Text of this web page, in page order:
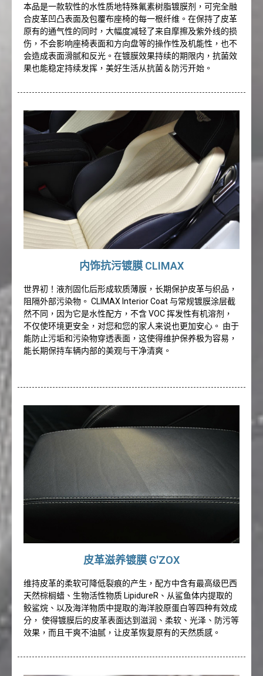
本品是一款软性的水性质地特殊氟素树脂镀膜剂，可完全融
合皮革凹凸表面及包覆布座椅的每一根纤维。在保持了皮革
原有的通气性的同时，大幅度减轻了来自摩擦及紫外线的损
伤，不会影响座椅表面和方向盘等的操作性及机能性，也不
会造成表面滑腻和反光。在镀膜效果持续的期限内，抗菌效
果也能稳定持续发挥，美好生活从抗菌＆防污开始。
内饰抗污镀膜 CLIMAX
世界初！液剂固化后形成软质薄膜，长期保护皮革与织品，
阻隔外部污染物。 CLIMAX Interior Coat 与常规镀膜涂层截
然不同，因为它是水性配方，不含 VOC 挥发性有机溶剂，
不仅使环境更安全，对您和您的家人来说也更加安心。 由于
能防止污垢和污染物穿透表面，这使得维护保养极为容易，
能长期保持车辆内部的美观与干净清爽。
皮革滋养镀膜 G'ZOX
维持皮革的柔软可降低裂痕的产生，配方中含有最高级巴西
天然棕榈蜡、生物活性物质 LipidureR、从鲨鱼体内提取的
鲛鲨烷、以及海洋物质中提取的海洋胶原蛋白等四种有效成
分， 使得镀膜后的皮革表面达到滋润、柔软、光泽、防污等
效果，而且干爽不油腻，让皮革恢复原有的天然质感。